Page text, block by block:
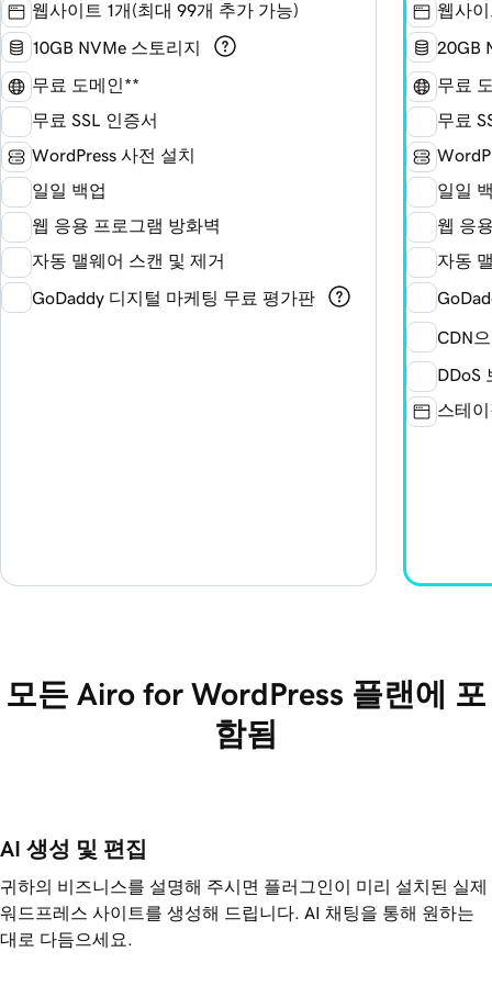
웹사이트 1개(최대 99개 추가 가능)
10GB NVMe 스토리지
무료 도메인**
무료 SSL 인증서
WordPress 사전 설치
일일 백업
웹 응용 프로그램 방화벽
자동 맬웨어 스캔 및 제거
GoDaddy 디지털 마케팅 무료 평가판
웹사
20GB
무료
무료
일일
웹 응
자동
CDN
DDoS
스테
모든 Airo for WordPress 플랜에 포
함됨
AI 생성 및 편집
귀하의 비즈니스를 설명해 주시면 플러그인이 미리 설치된 실제
워드프레스 사이트를 생성해 드립니다. AI 채팅을 통해 원하는
대로 다듬으세요.